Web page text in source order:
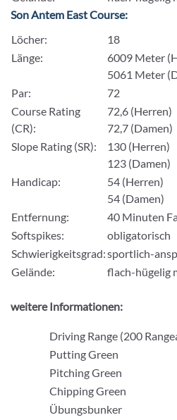
Son Antem East Course:
Löcher:
18
Länge:
6009 Meter
5061 Meter
Par:
72
Course Rating
(CR):
72,6 (Herren)
72,7 (Damen)
Slope Rating (SR):
130 (Herren)
123 (Damen)
Handicap:
54 (Herren)
54 (Damen)
Entfernung:
40 Minuten
Softspikes:
obligatorisch
Schwierigkeitsgrad:sportlich-
Gelände:
flach-hügelig
weitere Informationen:
Driving Range (200
Putting Green
Pitching Green
Chipping Green
Übungsbunker